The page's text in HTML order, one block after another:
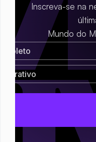
Inscreva-se na
Mundo do